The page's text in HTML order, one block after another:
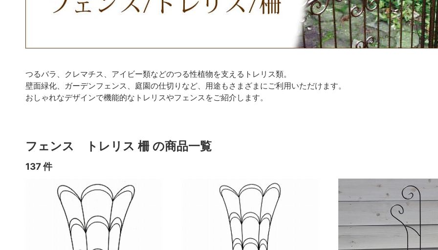
つるバラ、クレマチス、アイビー類などのつる性植物を支えるトレリス類。
壁面緑化、ガーデンフェンス、庭園の仕切りなど、用途もさまざまにご利用いただけます。
おしゃれなデザインで機能的なトレリスやフェンスをご紹介します。
フェンス トレリス 柵 の商品一覧
137 件